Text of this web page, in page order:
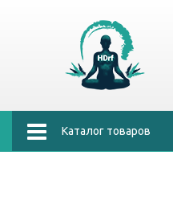
Каталог товаров